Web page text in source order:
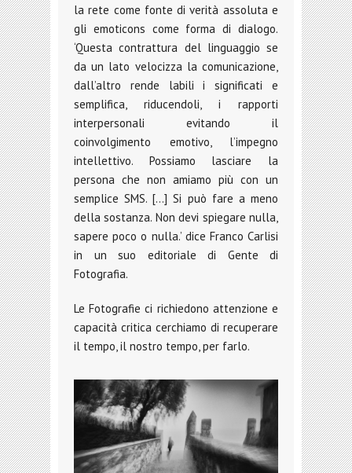
la rete come fonte di verità assoluta e
gli emoticons come forma di dialogo.
‘Questa contrattura del linguaggio se
da un lato velocizza la comunicazione,
dall’altro rende labili i significati e
semplifica, riducendoli, i rapporti
interpersonali evitando il
coinvolgimento emotivo, l’impegno
intellettivo. Possiamo lasciare la
persona che non amiamo più con un
semplice SMS. […] Si può fare a meno
della sostanza. Non devi spiegare nulla,
sapere poco o nulla.’ dice Franco Carlisi
in un suo editoriale di Gente di
Fotografia.
Le Fotografie ci richiedono attenzione e
capacità critica cerchiamo di recuperare
il tempo, il nostro tempo, per farlo.